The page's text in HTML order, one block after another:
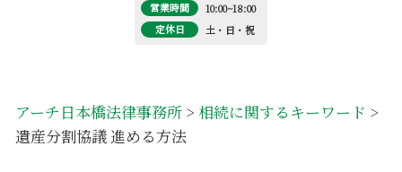
営業時間
10:00~18:00
定休日
土・日・祝
アーチ日本橋法律事務所 > 相続に関するキーワード >
遺産分割協議 進める方法